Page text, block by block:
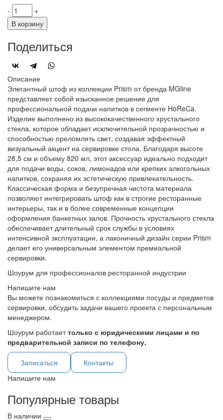
-
+
В корзину
Поделиться
Описание
Элегантный штоф из коллекции Prism от бренда MGline
представляет собой изысканное решение для
профессиональной подачи напитков в сегменте HoReCa.
Изделие выполнено из высококачественного хрустального
стекла, которое обладает исключительной прозрачностью и
способностью преломлять свет, создавая эффектный
визуальный акцент на сервировке стола. Благодаря высоте
28,5 см и объему 820 мл, этот аксессуар идеально подходит
для подачи воды, соков, лимонадов или крепких алкогольных
напитков, сохраняя их эстетическую привлекательность.
Классическая форма и безупречная чистота материала
позволяют интегрировать штоф как в строгие ресторанные
интерьеры, так и в более современные концепции
оформления банкетных залов. Прочность хрустального стекла
обеспечивает длительный срок службы в условиях
интенсивной эксплуатации, а лаконичный дизайн серии Prism
делает его универсальным элементом премиальной
сервировки.
Шоурум для профессионалов ресторанной индустрии
Напишите нам
Вы можете познакомиться с коллекциями посуды и предметов
сервировки, обсудить задачи вашего проекта с персональным
менеджером.
Шоурум работаеттолько с юридическими лицами и по
предварительной записи по телефону.
Записаться
Контакты
Напишите нам
Популярные товары
В наличии